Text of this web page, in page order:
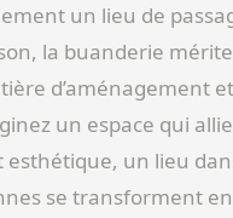
un lieu de
la buanderie
d’aménagement
un espace qui allie
un lieu
se transforment